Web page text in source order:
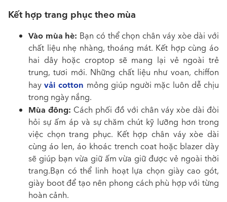
Kết hợp trang phục theo mùa
Vào mùa hè: Bạn có thể chọn chân váy xòe dài với
chất liệu nhẹ nhàng, thoáng mát. Kết hợp cùng áo
hai dây hoặc croptop sẽ mang lại vẻ ngoài trẻ
trung, tươi mới. Những chất liệu như voan, chiffon
hayvải cotton mỏng giúp người mặc luôn dễ chịu
trong ngày nắng.
Mùa đông: Cách phối đồ với chân váy xòe dài đòi
hỏi sự ấm áp và sự chăm chút kỹ lưỡng hơn trong
việc chọn trang phục. Kết hợp chân váy xòe dài
cùng áo len, áo khoác trench coat hoặc blazer dày
sẽ giúp bạn vừa giữ ấm vừa giữ được vẻ ngoài thời
trang.Bạn có thể linh hoạt lựa chọn giày cao gót,
giày boot để tạo nên phong cách phù hợp với từng
hoàn cảnh.